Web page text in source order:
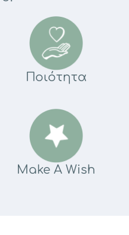
Ποιότητα
Make A Wish